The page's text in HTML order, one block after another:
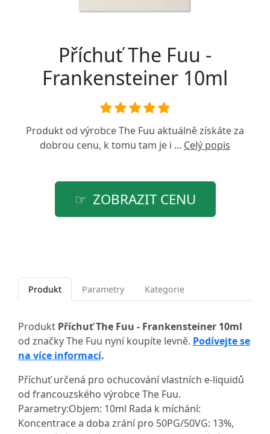
Příchuť The Fuu -
Frankensteiner 10ml
Produkt od výrobceThe Fuu aktuálně získáte za
dobrou cenu, k tomu tam je i ... Celý popis
ZOBRAZIT CENU
Produkt Parametry Kategorie
Produkt Příchuť The Fuu - Frankensteiner 10ml
od značky The Fuu nyní koupíte levně. Podívejte se
na více informací.
Příchuť určená pro ochucování vlastních e-liquidů
od francouzského výrobce The Fuu.
Parametry:Objem: 10ml Rada k míchání:
Koncentrace a doba zrání pro 50PG/50VG: 13%,